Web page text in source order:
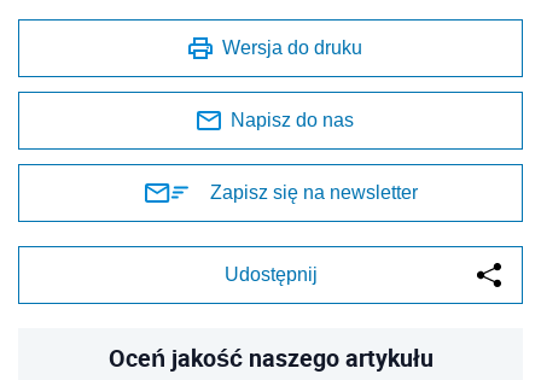
Wersja do druku
Napisz do nas
Zapisz się na newsletter
Udostępnij
Oceń jakość naszego artykułu